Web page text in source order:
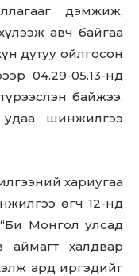
дэмжиж,
авч байгаа
дутуу ойлгосон
04.29-05.13-нд
байжээ.
шинжилгээ
хариугаа
өгч 12-нд
Монгол улсад
халдвар
ард иргэдийг